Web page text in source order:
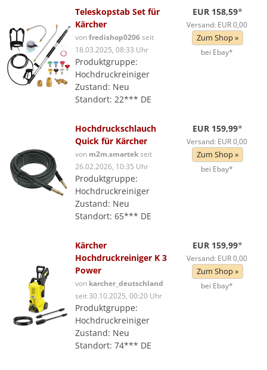
Teleskopstab Set für
Kärcher
vonfredishop0206seit
18.03.2025, 08:33 Uhr
Produktgruppe:
Hochdruckreiniger
Zustand: Neu
Standort: 22*** DE
EUR 158,59*
Versand: EUR 0,00
Zum Shop »
bei Ebay*
Hochdruckschlauch
Quick für Kärcher
von m2m.smartekseit
26.02.2026, 10:35 Uhr
Produktgruppe:
Hochdruckreiniger
Zustand: Neu
Standort: 65*** DE
EUR 159,99*
Versand: EUR 0,00
Zum Shop »
bei Ebay*
Kärcher
Hochdruckreiniger K 3
Power
von karcher_deutschland
seit 30.10.2025, 00:20 Uhr
Produktgruppe:
Hochdruckreiniger
Zustand: Neu
Standort: 74*** DE
EUR 159,99*
Versand: EUR 0,00
Zum Shop »
bei Ebay*